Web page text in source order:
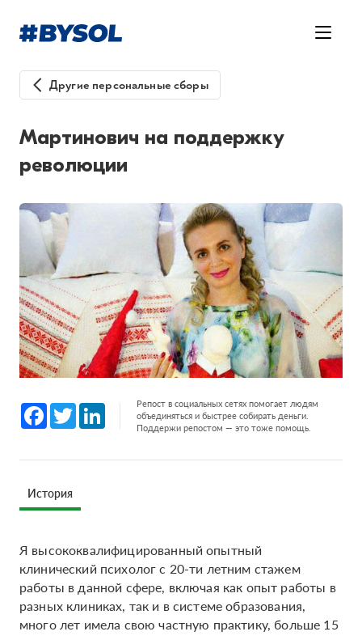
Другие персональные сборы
Мартинович на поддержку
революции
Facebook
Twitter LinkedInРепост в социальных сетях помогает людям
объединяться и быстрее собирать деньги.
Поддержи репостом — это тоже помощь.
История
Я высококвалифицированный опытный
клинический психолог с 20-ти летним стажем
работы в данной сфере, включая как опыт работы в
разных клиниках, так и в системе образования,
много лет имела свою частную практику, больше 15